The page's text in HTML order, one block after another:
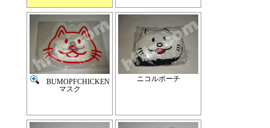
BUMOPFCHICKEN
マスク
ニコルポーチ